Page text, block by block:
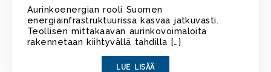
Aurinkoenergian rooli Suomen
energiainfrastruktuurissa kasvaa jatkuvasti.
Teollisen mittakaavan aurinkovoimaloita
rakennetaan kiihtyvällä tahdilla […]
LUE LISÄÄ